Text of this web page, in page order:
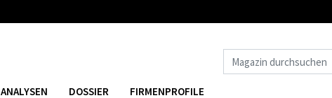
ANALYSEN DOSSIER FIRMENPROFILE